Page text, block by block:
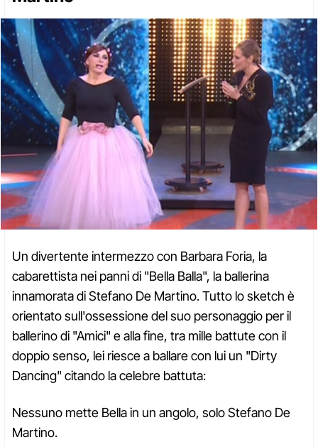
Un divertente intermezzo con Barbara Foria, la
cabarettista nei panni di "Bella Balla", la ballerina
innamorata di Stefano De Martino. Tutto lo sketch è
orientato sull'ossessione del suo personaggio per il
ballerino di "Amici" e alla fine, tra mille battute con il
doppio senso, lei riesce a ballare con lui un "Dirty
Dancing" citando la celebre battuta:
Nessuno mette Bella in un angolo, solo Stefano De
Martino.